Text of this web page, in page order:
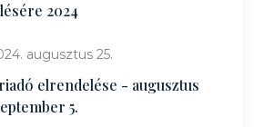
2024
augusztus 25.
elrendelése - augusztus
5.